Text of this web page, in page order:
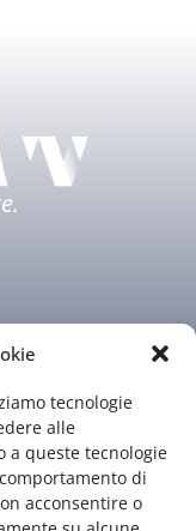
tecnologie
alle
a queste tecnologie
di
acconsentire o